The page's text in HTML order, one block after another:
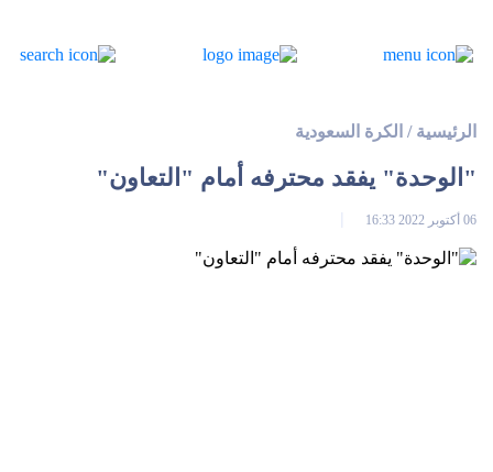
الرئيسية / الكرة السعودية
"الوحدة" يفقد محترفه أمام "التعاون"
06 أكتوبر 2022 16:33